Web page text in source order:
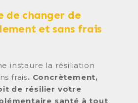
de changer de
et sans frais
instaure la résiliation
frais. Concrètement,
de résilier votre
santé à tout